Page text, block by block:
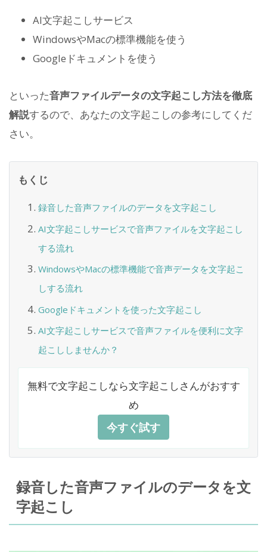
AI文字起こしサービス
WindowsやMacの標準機能を使う
Googleドキュメントを使う
といった音声ファイルデータの文字起こし方法を徹底
解説するので、あなたの文字起こしの参考にしてくだ
さい。
もくじ
録音した音声ファイルのデータを文字起こし
AI文字起こしサービスで音声ファイルを文字起こし
する流れ
WindowsやMacの標準機能で音声データを文字起こ
しする流れ
Googleドキュメントを使った文字起こし
AI文字起こしサービスで音声ファイルを便利に文字
起こししませんか？
無料で文字起こしなら文字起こしさんがおすす
め
今すぐ試す
録音した音声ファイルのデータを文
字起こし